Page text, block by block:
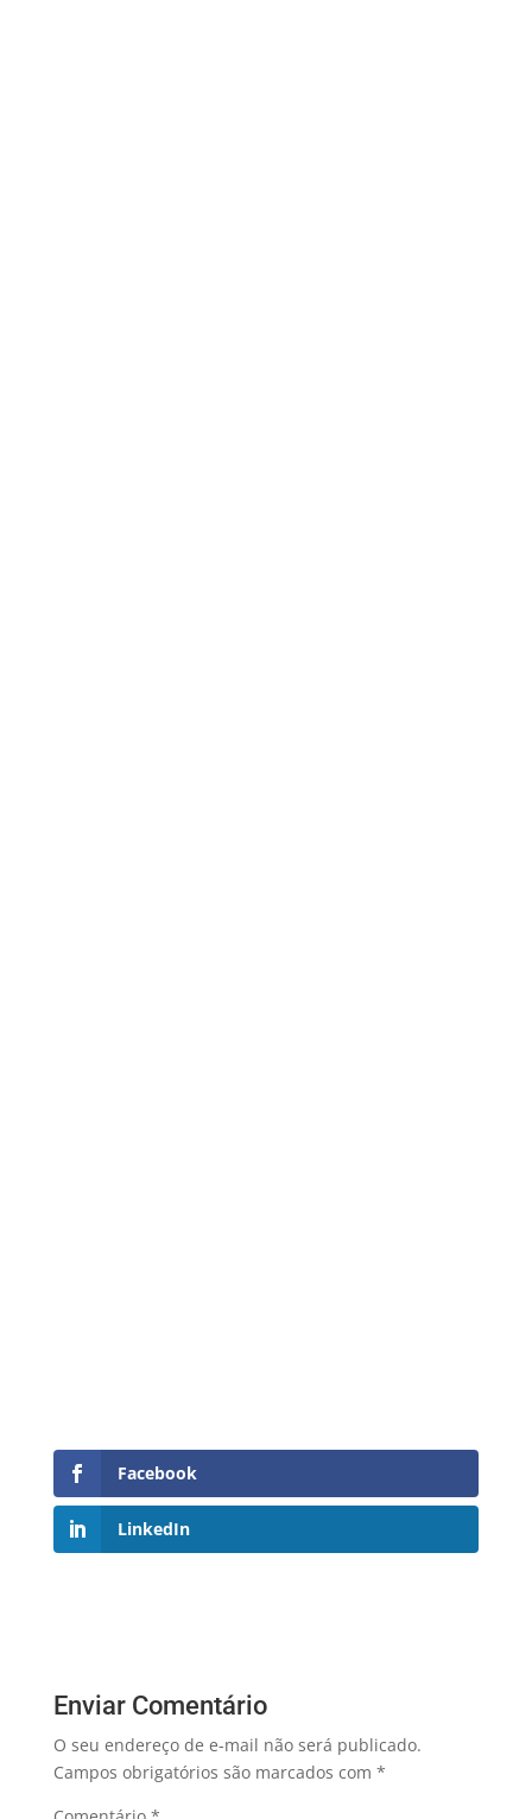
Facebook
LinkedIn
Enviar Comentário
O seu endereço de e-mail não será publicado.
Campos obrigatórios são marcados com *